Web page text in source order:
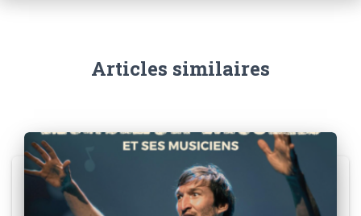
Articles similaires